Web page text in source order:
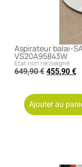
Aspirateur balai-
VS20A95843W
Etat non renseigné
649,90€ 455,90 €
Ajouter au